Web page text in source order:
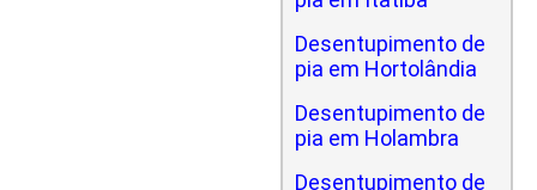
Desentupimento de
pia em Hortolândia
Desentupimento de
pia em Holambra
Desentupimento de